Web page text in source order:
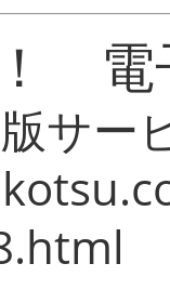
電
サー